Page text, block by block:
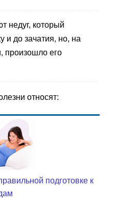
недуг, который
и до зачатия, но, на
произошло его
относят:
подготовке к